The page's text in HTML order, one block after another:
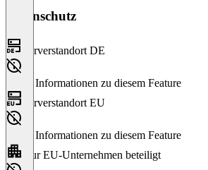
Datenschutz
Serverstandort DE
Keine Informationen zu diesem Feature
Serverstandort EU
Keine Informationen zu diesem Feature
Nur EU-Unternehmen beteiligt